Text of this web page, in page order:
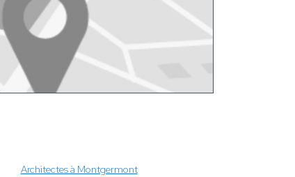
Architectes à Montgermont